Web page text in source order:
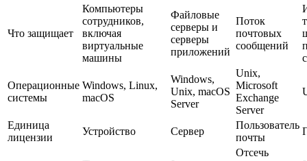
Что защищает
Компьютеры
сотрудников,
включая
виртуальные
машины
Файловые
серверы и
серверы
приложений
Поток
почтовых
сообщений
Операционные
системы
Windows, Linux,
macOS
Windows,
Unix, macOS
Server
Unix,
Microsoft
Exchange
Server
Единица
лицензии
Устройство Сервер
Пользователь
почты
Отсечь